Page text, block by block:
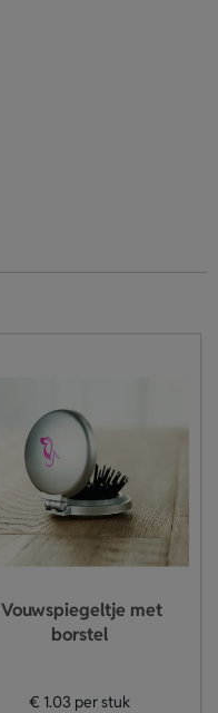
Vouwspiegeltje met
borstel
€ 1.03 per stuk